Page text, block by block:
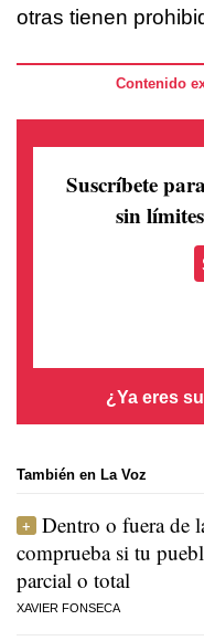
otras tienen
Contenido
Suscríbete
sin
¿Ya eres
También en La Voz
Dentro o fuera de
comprueba si tu
parcial o total
XAVIER FONSECA